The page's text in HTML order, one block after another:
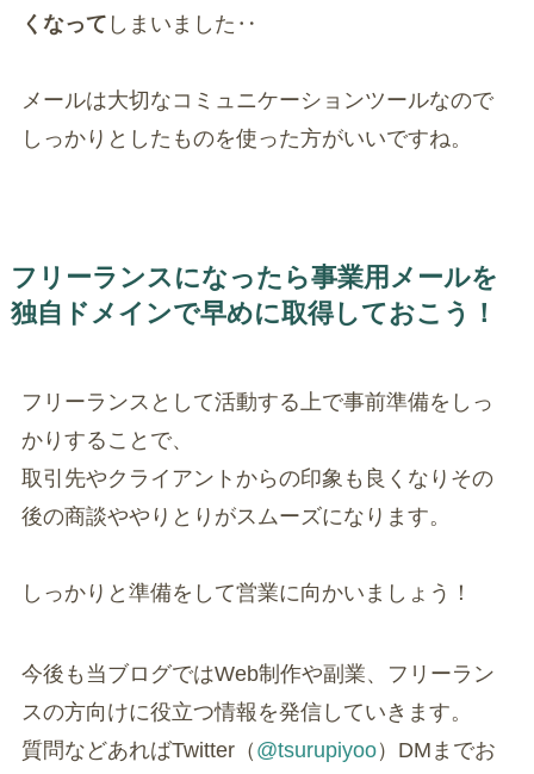
くなって しまいました‥
メールは大切なコミュニケーションツールなので
しっかりとしたものを使った方がいいですね。
フリーランスになったら事業用メールを
独自ドメインで早めに取得しておこう！
フリーランスとして活動する上で事前準備をしっ
かりすることで、
取引先やクライアントからの印象も良くなりその
後の商談ややりとりがスムーズになります。
しっかりと準備をして営業に向かいましょう！
今後も当ブログではWeb制作や副業、フリーラン
スの方向けに役立つ情報を発信していきます。
質問などあればTwitter（ @tsurupiyoo）DMまでお